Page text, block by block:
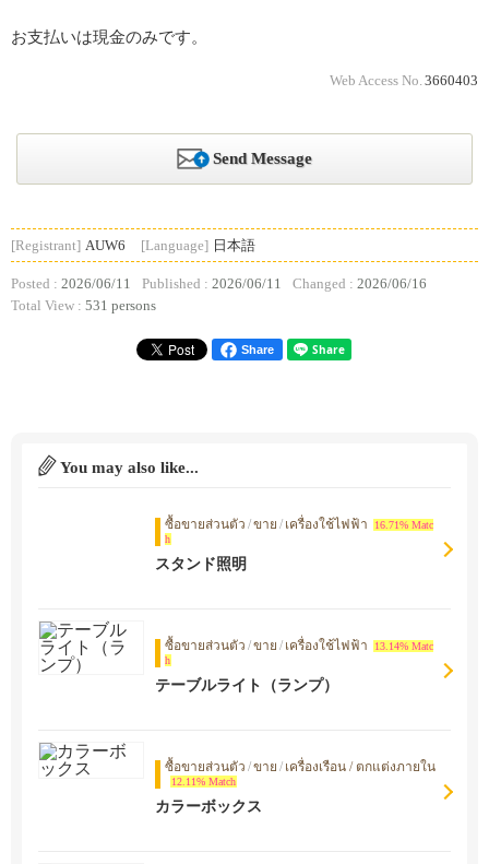
お支払いは現金のみです。
Web Access No. 3660403
Send Message
[Registrant] AUW6 [Language] 日本語
Posted : 2026/06/11 Published : 2026/06/11 Changed : 2026/06/16
Total View : 531 persons
Share
You may also like...
ซื้อขายส่วนตัว /ขาย / เครื่องใช้ไฟฟ้า
16.71% Matc
h
スタンド照明
ซื้อขายส่วนตัว /ขาย / เครื่องใช้ไฟฟ้า
13.14% Matc
h
テーブルライト（ランプ）
ซื้อขายส่วนตัว /ขาย / เครื่องเรือน / ตกแต่งภายใน
12.11% Match
カラーボックス